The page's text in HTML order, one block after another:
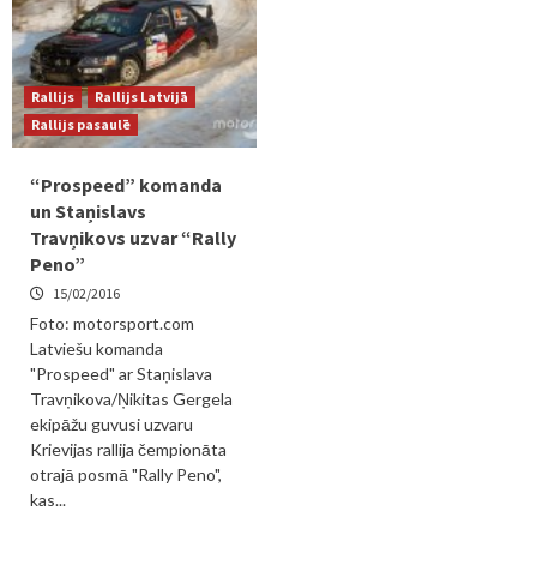
Rallijs
Rallijs Latvijā
Rallijs pasaulē
“Prospeed” komanda
un Staņislavs
Travņikovs uzvar “Rally
Peno”
15/02/2016
Foto: motorsport.com
Latviešu komanda
"Prospeed" ar Staņislava
Travņikova/Ņikitas Gergela
ekipāžu guvusi uzvaru
Krievijas rallija čempionāta
otrajā posmā "Rally Peno",
kas...